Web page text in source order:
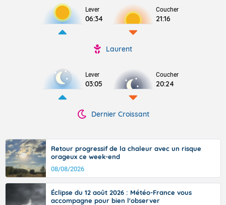
Lever
06:34
Coucher
21:16
Laurent
Lever
03:05
Coucher
20:24
Dernier Croissant
Retour progressif de la chaleur avec un risque
orageux ce week-end
08/08/2026
Éclipse du 12 août 2026 : Météo-France vous
accompagne pour bien l'observer